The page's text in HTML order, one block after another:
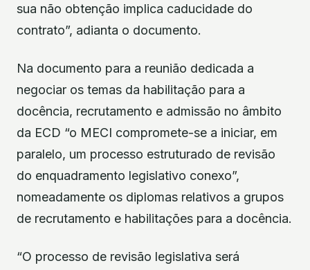
sua não obtenção implica caducidade do
contrato”, adianta o documento.
Na documento para a reunião dedicada a
negociar os temas da habilitação para a
docência, recrutamento e admissão no âmbito
da ECD “o MECI compromete-se a iniciar, em
paralelo, um processo estruturado de revisão
do enquadramento legislativo conexo”,
nomeadamente os diplomas relativos a grupos
de recrutamento e habilitações para a docência.
“O processo de revisão legislativa será